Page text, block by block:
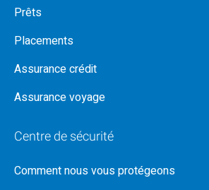
Prêts
Placements
Assurance crédit
Assurance voyage
Centre de sécurité
Comment nous vous protégeons